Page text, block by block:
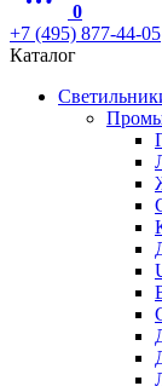
0
+7 (495) 877-44-05
Каталог